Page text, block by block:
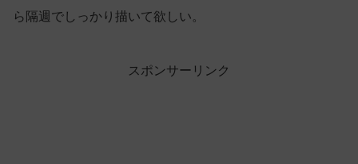
ら隔週でしっかり描いて欲しい。
スポンサーリンク